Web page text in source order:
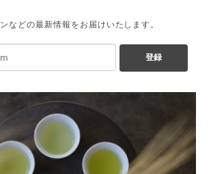
などの最新情報をお届けいたします。
登録